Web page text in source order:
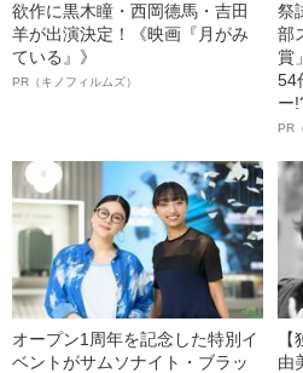
欲作に黒木瞳・西岡德馬・吉田
羊が出演決定！《映画『月がみ
ている』》
PR（キノフィルムズ）
祭
部
賞
54
ー
PR
オープン1周年を記念した特別イ
ベントがサムソナイト・ブラッ
由